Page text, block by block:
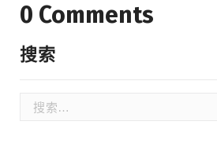
0 Comments
搜索
索：